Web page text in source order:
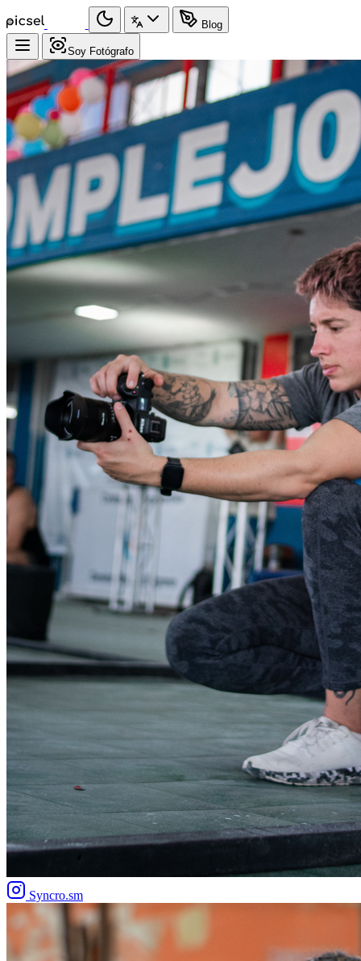
Blog
Soy Fotógrafo
Syncro.sm